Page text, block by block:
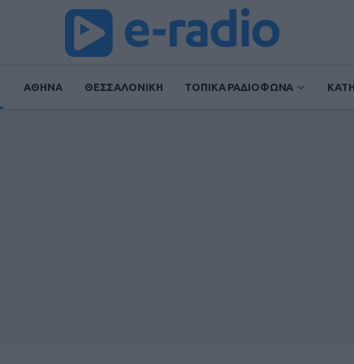
ΑΘΗΝΑ ΘΕΣΣΑΛΟΝΙΚΗ ΤΟΠΙΚΑ ΡΑΔΙΟΦΩΝΑ